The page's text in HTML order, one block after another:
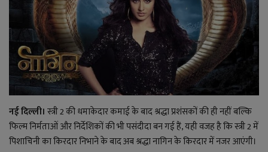
राजनीति
बिजनेस
मनोरंजन
ज्ञान विज्ञान
नई दिल्ली। स्त्री 2 की धमाकेदार कमाई के बाद श्रद्धा प्रशंसकों की ही नहीं बल्कि
फिल्म निर्मताओं और निर्देशिकों की भी पसंदीदा बन गई हैं, यही वजह है कि स्त्री 2 में
पिशाचिनी का किरदार निभाने के बाद अब श्रद्धा नागिन के किरदार में नजर आएंगी।